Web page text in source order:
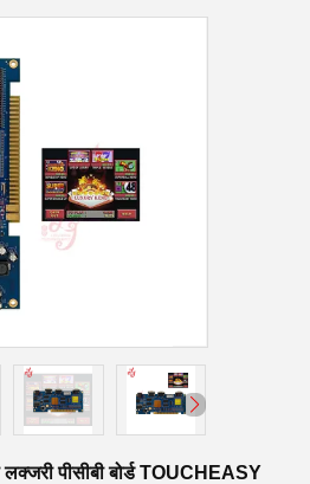
पीसीबी बोर्ड TOUCHEASY